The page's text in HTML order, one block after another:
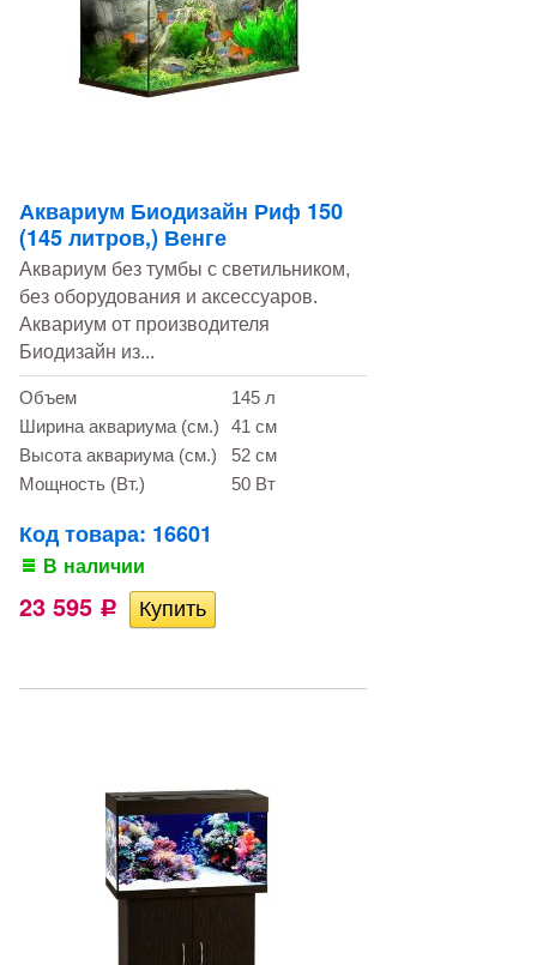
Аквариум Биодизайн Риф 150
(145 литров,) Венге
Аквариум без тумбы с светильником,
без оборудования и аксессуаров.
Аквариум от производителя
Биодизайн из...
Объем
145 л
Ширина аквариума (см.)
41 см
Высота аквариума (см.)
52 см
Мощность (Вт.)
50 Вт
Код товара: 16601
В наличии
23 595 Р